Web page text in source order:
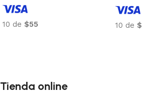
10 de $55 10 de
Tienda online